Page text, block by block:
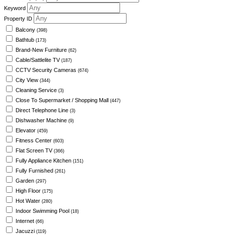
Keyword
Property ID
Balcony (398)
Bathtub (173)
Brand-New Furniture (62)
Cable/Sattlelite TV (187)
CCTV Security Cameras (674)
City View (344)
Cleaning Service (3)
Close To Supermarket / Shopping Mall (447)
Direct Telephone Line (3)
Dishwasher Machine (9)
Elevator (459)
Fitness Center (603)
Flat Screen TV (366)
Fully Appliance Kitchen (151)
Fully Furnished (261)
Garden (297)
High Floor (175)
Hot Water (280)
Indoor Swimming Pool (18)
Internet (66)
Jacuzzi (119)